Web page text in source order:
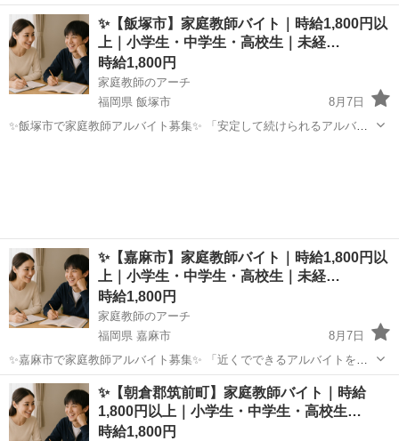
せします♪ ＜具体的には…？＞ ・アルミック容器完成品の凹みやキズ
の検査をする ・装置から出てきた製品に傷がないか確認する ・出来た
製品の個数を確認し梱包す...
滋賀 彦根市 河瀬駅 その他
✨【飯塚市】家庭教師バイト｜時給1,800円以
上｜小学生・中学生・高校生｜未経…
時給1,800円
家庭教師のアーチ
福岡県 飯塚市
8月7日
✨飯塚市で家庭教師アルバイト募集✨ 「安定して続けられるアルバイ
✨【嘉麻市】家庭教師バイト｜時給1,800円以
上｜小学生・中学生・高校生｜未経…
時給1,800円
家庭教師のアーチ
福岡県 嘉麻市
8月7日
✨嘉麻市で家庭教師アルバイト募集✨ 「近くでできるアルバイトを探
している」 「嘉麻市で家庭教師の仕事に興味がある」 「子どもの学習
をしっかりサポートしたい」 そんな方におすすめの家庭教師バイトで
す。 現...
福岡 嘉麻市 家庭教師 時給
✨【朝倉郡筑前町】家庭教師バイト｜時給
1,800円以上｜小学生・中学生・高校生…
時給1,800円